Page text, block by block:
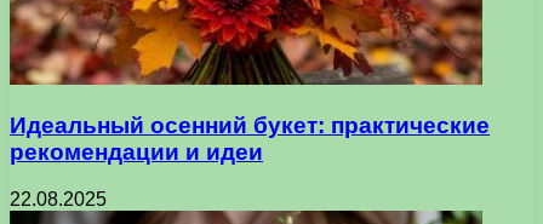
Идеальный осенний букет: практические
рекомендации и идеи
22.08.2025